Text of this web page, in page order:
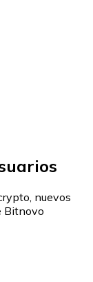
nuevos
Bitnovo